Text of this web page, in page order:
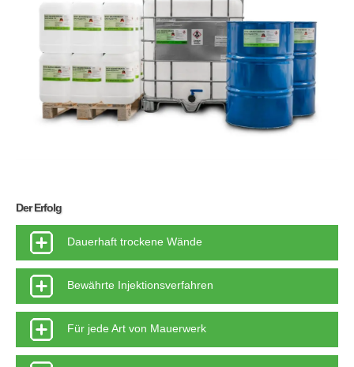
Der Erfolg
Dauerhaft trockene Wände
Bewährte Injektionsverfahren
Für jede Art von Mauerwerk